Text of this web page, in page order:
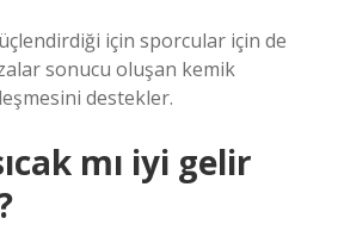
için sporcular için de
sonucu oluşan kemik
destekler.
mı iyi gelir